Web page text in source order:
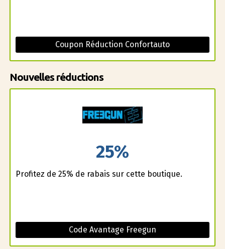
Coupon Réduction Confortauto
Nouvelles réductions
25%
Profitez de 25% de rabais sur cette boutique.
Code Avantage Freegun